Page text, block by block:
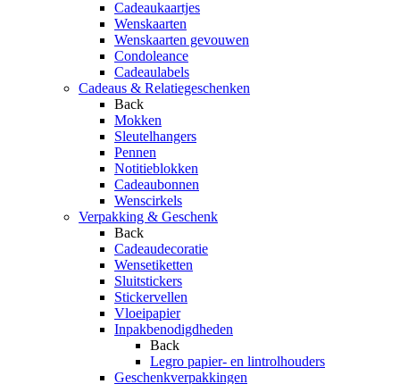
Cadeaukaartjes
Wenskaarten
Wenskaarten gevouwen
Condoleance
Cadeaulabels
Cadeaus & Relatiegeschenken
Back
Mokken
Sleutelhangers
Pennen
Notitieblokken
Cadeaubonnen
Wenscirkels
Verpakking & Geschenk
Back
Cadeaudecoratie
Wensetiketten
Sluitstickers
Stickervellen
Vloeipapier
Inpakbenodigdheden
Back
Legro papier- en lintrolhouders
Geschenkverpakkingen